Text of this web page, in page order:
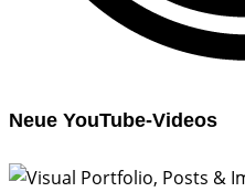
Neue YouTube-Videos